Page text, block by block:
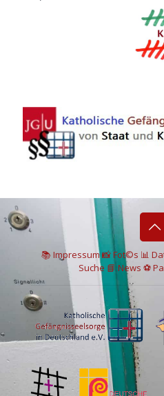
📚 Impressum📸Fot©s 📊
Suche 📘 News ⚽